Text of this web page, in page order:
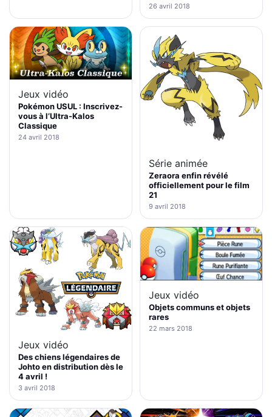
26 avril 2018
Jeux vidéo
Pokémon USUL : Inscrivez-
vous à l’Ultra-Kalos
Classique
24 avril 2018
Série animée
Zeraora enfin révélé
officiellement pour le film
21
9 avril 2018
Jeux vidéo
Des chiens légendaires de
Johto en distribution dès le
4 avril !
3 avril 2018
Jeux vidéo
Objets communs et objets
rares
22 mars 2018